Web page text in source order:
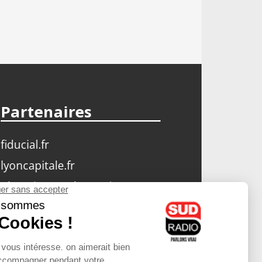
Partenaires
fiducial.fr
lyoncapitale.fr
olympique-et-lyonnais.com
L'application Iphone
/ Android